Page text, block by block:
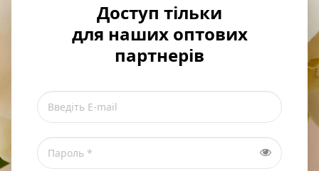
Доступ тільки
для наших оптових
партнерів